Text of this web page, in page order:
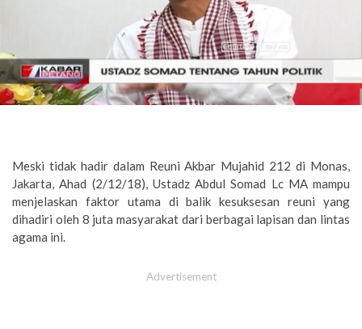
Meski tidak hadir dalam Reuni Akbar Mujahid 212 di Monas,
Jakarta, Ahad (2/12/18), Ustadz Abdul Somad Lc MA mampu
menjelaskan faktor utama di balik kesuksesan reuni yang
dihadiri oleh 8 juta masyarakat dari berbagai lapisan dan lintas
agama ini.
Advertisement